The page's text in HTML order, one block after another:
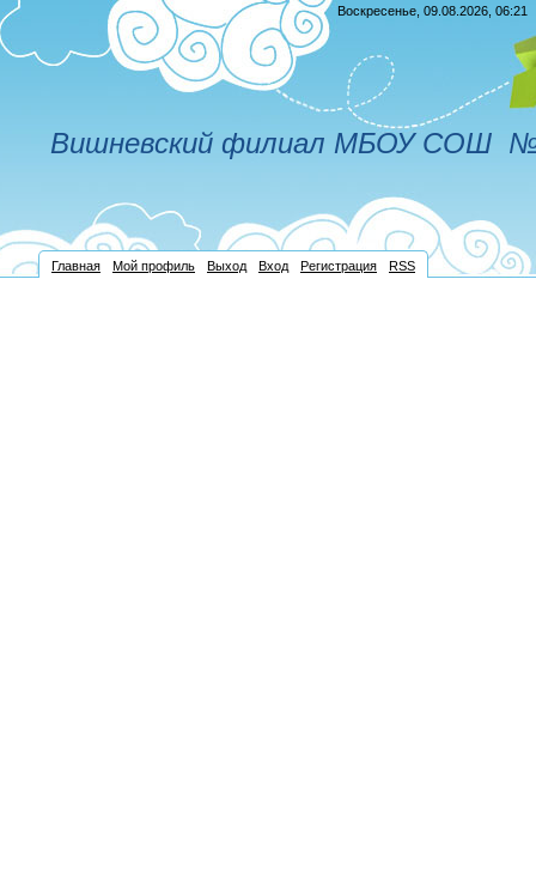
Воскресенье, 09.08.2026, 06:21
Вишневский филиал МБОУ СОШ №
Главная Мой профиль Выход Вход Регистрация RSS